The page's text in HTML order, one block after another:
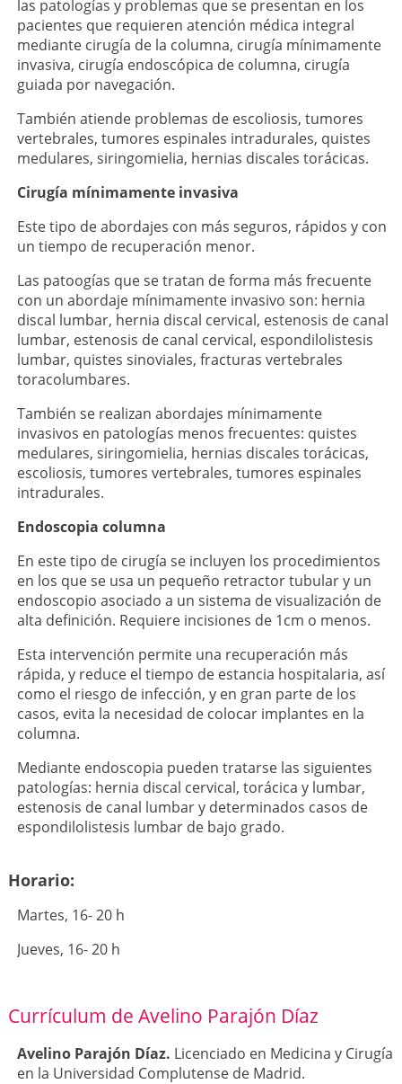
las patologías y problemas que se presentan en los
pacientes que requieren atención médica integral
mediante cirugía de la columna, cirugía mínimamente
invasiva, cirugía endoscópica de columna, cirugía
guiada por navegación.
También atiende problemas de escoliosis, tumores
vertebrales, tumores espinales intradurales, quistes
medulares, siringomielia, hernias discales torácicas.
Cirugía mínimamente invasiva
Este tipo de abordajes con más seguros, rápidos y con
un tiempo de recuperación menor.
Las patoogías que se tratan de forma más frecuente
con un abordaje mínimamente invasivo son: hernia
discal lumbar, hernia discal cervical, estenosis de canal
lumbar, estenosis de canal cervical, espondilolistesis
lumbar, quistes sinoviales, fracturas vertebrales
toracolumbares.
También se realizan abordajes mínimamente
invasivos en patologías menos frecuentes: quistes
medulares, siringomielia, hernias discales torácicas,
escoliosis, tumores vertebrales, tumores espinales
intradurales.
Endoscopia columna
En este tipo de cirugía se incluyen los procedimientos
en los que se usa un pequeño retractor tubular y un
endoscopio asociado a un sistema de visualización de
alta definición. Requiere incisiones de 1cm o menos.
Esta intervención permite una recuperación más
rápida, y reduce el tiempo de estancia hospitalaria, así
como el riesgo de infección, y en gran parte de los
casos, evita la necesidad de colocar implantes en la
columna.
Mediante endoscopia pueden tratarse las siguientes
patologías: hernia discal cervical, torácica y lumbar,
estenosis de canal lumbar y determinados casos de
espondilolistesis lumbar de bajo grado.
Horario:
Martes, 16- 20 h
Jueves, 16- 20 h
Currículum de Avelino Parajón Díaz
Avelino Parajón Díaz. Licenciado en Medicina y Cirugía
en la Universidad Complutense de Madrid.